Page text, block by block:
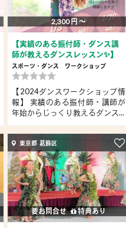
2,300 円 〜
【実績のある振付師・ダンス講
師が教えるダンスレッスン✨】
スポーツ・ダンス ワークショップ
【2024ダンスワークショップ情
報】 実績のある振付師・講師が
年始からじっくり教えるダンス...
東京都 葛飾区
要お問合せ 特典あり